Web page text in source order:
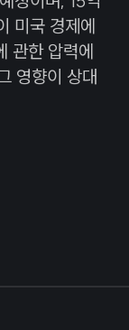
미국 경제에
관한 압력에
영향이 상대